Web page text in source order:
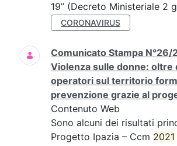
19” (Decreto Ministeriale 2
CORONAVIRUS
Comunicato Stampa N°26/
Violenza sulle donne: oltre
operatori sul territorio
prevenzione grazie al
Contenuto Web
Sono alcuni dei risultati
Progetto Ipazia – Ccm 2021